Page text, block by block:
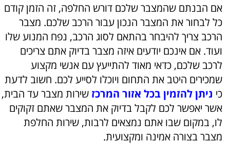
אם הבנתם שהמצבר שלכם דורש החלפה, זה הזמן קודם
כל לבחור את המצבר הנכון עבור הרכב שלכם. מצבר
הרכב צריך להיבחר בהתאם לסוג הרכב, נפח המנוע שלו
ועוד. אם אינכם יודעים איזה מצבר בדיוק אתם צריכים
לרכב שלכם, כדאי מאוד להתייעץ עם אנשי מקצוע
שמכירים היטב את התחום ויוכלו לסייע לכם. חשוב לדעת
כי ניתן להזמין בכל אזור המרכז שירות מצבר עד הבית,
אשר יאפשר לכם לקבל בדיוק את המצבר שאתם זקוקים
לו, במקום שבו אתם נמצאים לרבות, שירות החלפת
מצבר בצורה אמינה ומקצועית.